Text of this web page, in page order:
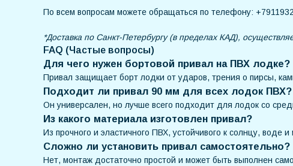
По всем вопросам можете обращаться по телефону:
*Доставка по Санкт-Петербургу (в пределах КАД),
FAQ (Частые вопросы)
Для чего нужен бортовой привал на ПВХ лодке?
Привал защищает борт лодки от ударов, трения о пирсы,
Подходит ли привал 90 мм для всех лодок ПВХ?
Он универсален, но лучше всего подходит для лодок со
Из какого материала изготовлен привал?
Из прочного и эластичного ПВХ, устойчивого к солнцу, воде и
Сложно ли установить привал самостоятельно?
Нет, монтаж достаточно простой и может быть выполнен